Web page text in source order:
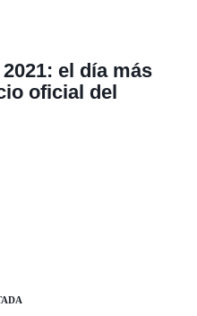
el día más
oficial del